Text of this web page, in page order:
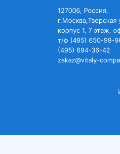
127006, Россия,
г.Москва,Тверская
корпус 1, 7 этаж,
т/ф (495) 650-99-
(495) 694-36-42
zakaz@vitaly-